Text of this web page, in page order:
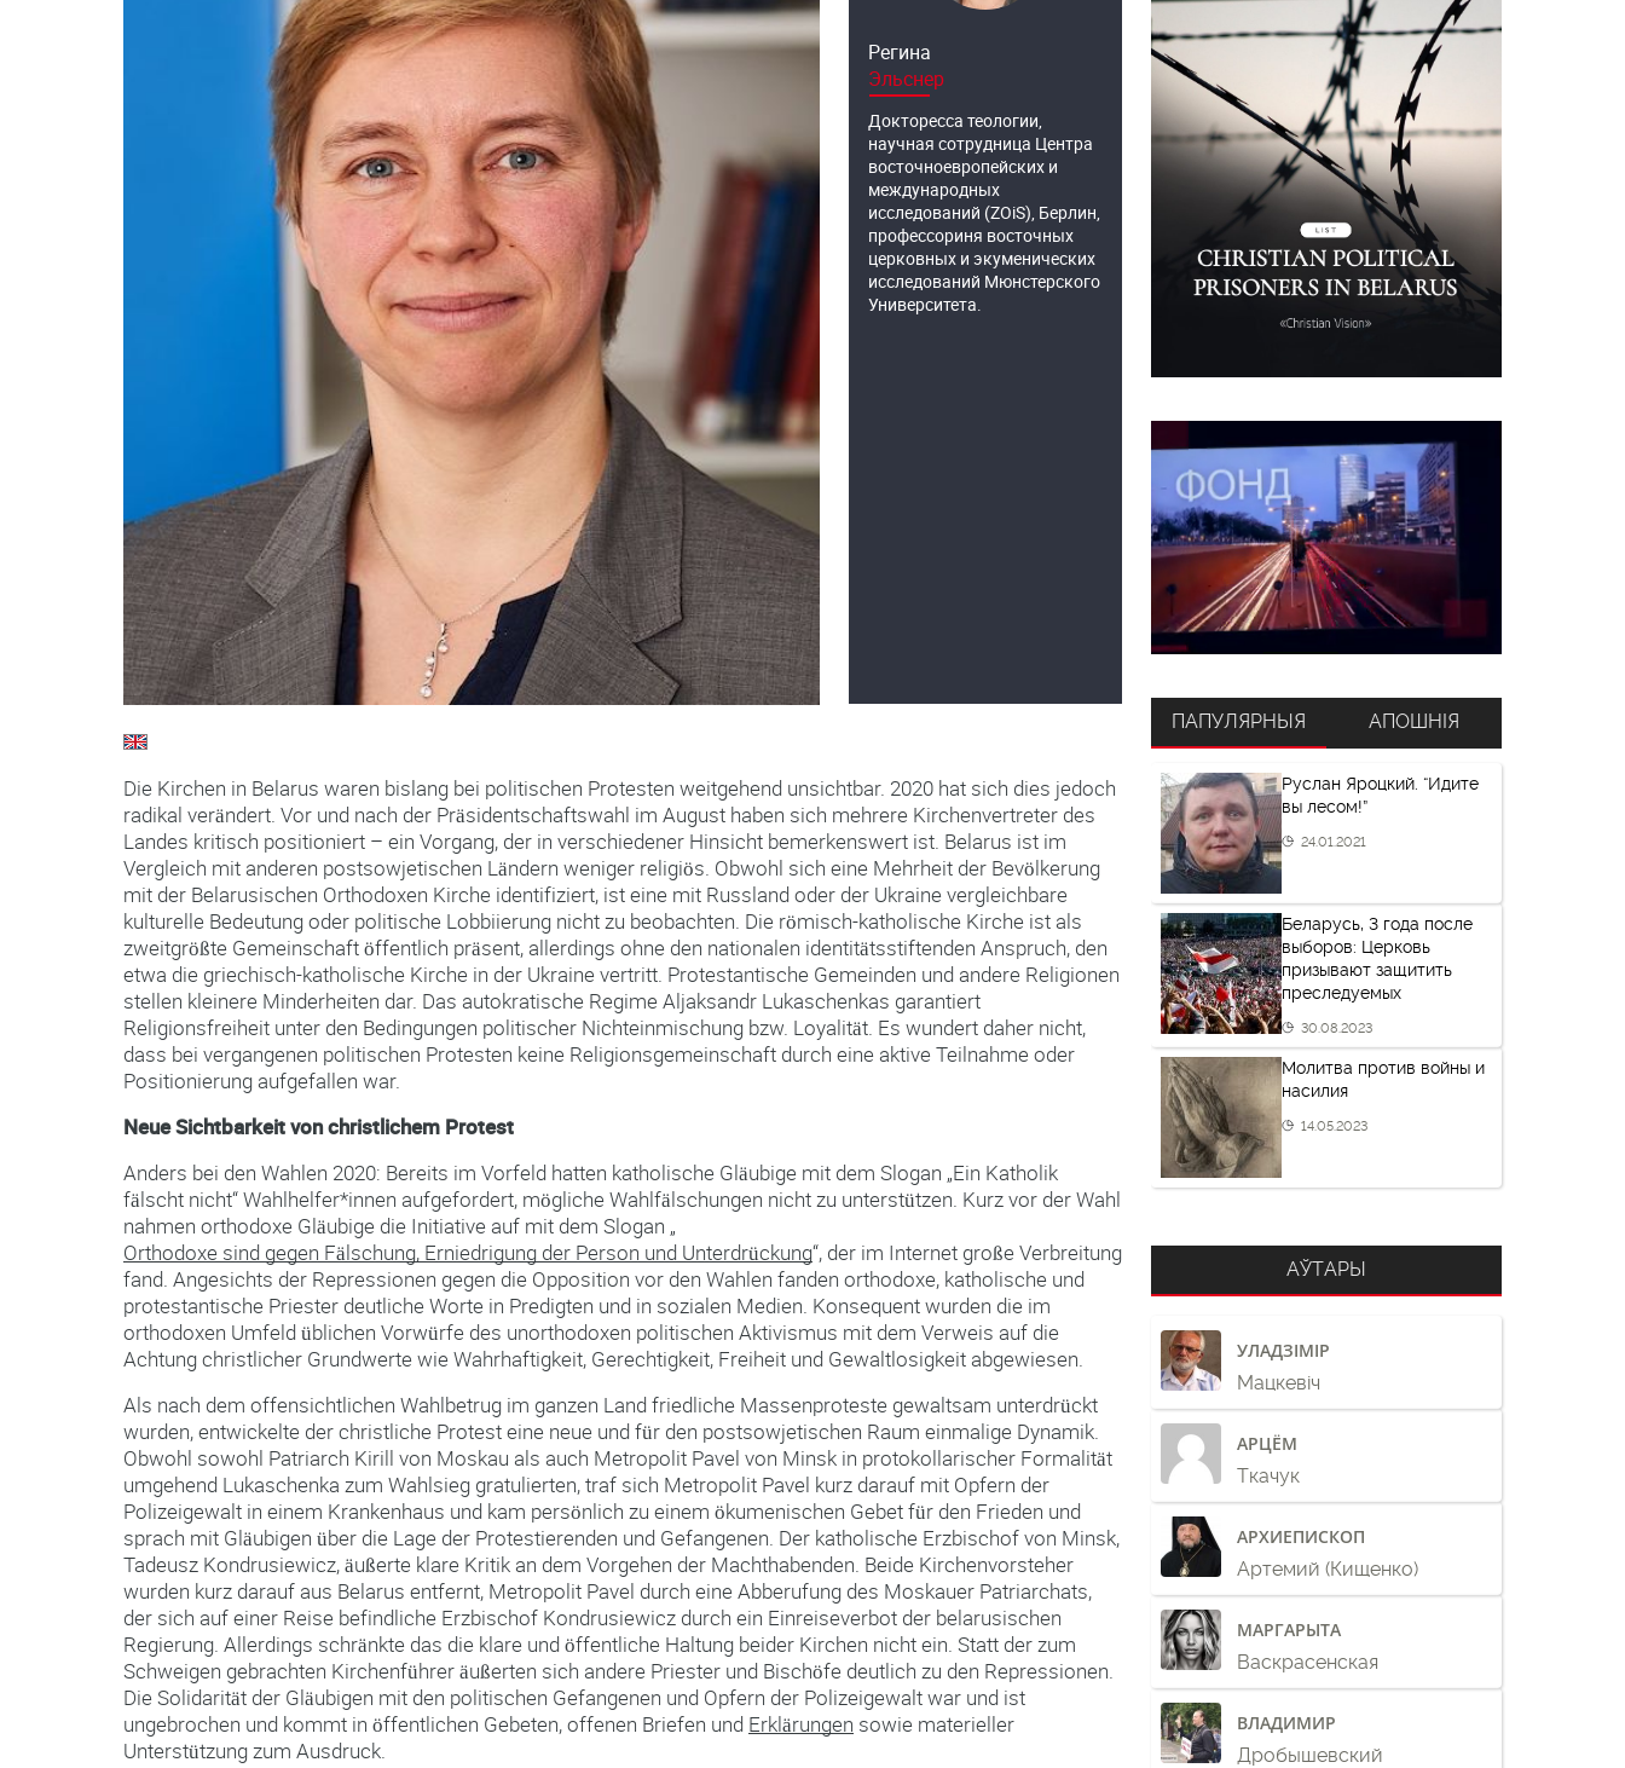
Регина
Эльснер
Докторесса теологии,
научная сотрудница Центра
восточноевропейских и
международных
исследований (ZOiS), Берлин,
профессориня восточных
церковных и экуменических
исследований Мюнстерского
Университета.
Die Kirchen in Belarus waren bislang bei politischen Protesten weitgehend unsichtbar. 2020 hat sich dies jedoch
radikal verändert. Vor und nach der Präsidentschaftswahl im August haben sich mehrere Kirchenvertreter des
Landes kritisch positioniert – ein Vorgang, der in verschiedener Hinsicht bemerkenswert ist. Belarus ist im
Vergleich mit anderen postsowjetischen Ländern weniger religiös. Obwohl sich eine Mehrheit der Bevölkerung
mit der Belarusischen Orthodoxen Kirche identifiziert, ist eine mit Russland oder der Ukraine vergleichbare
kulturelle Bedeutung oder politische Lobbiierung nicht zu beobachten. Die römisch-katholische Kirche ist als
zweitgrößte Gemeinschaft öffentlich präsent, allerdings ohne den nationalen identitätsstiftenden Anspruch, den
etwa die griechisch-katholische Kirche in der Ukraine vertritt. Protestantische Gemeinden und andere Religionen
stellen kleinere Minderheiten dar. Das autokratische Regime Aljaksandr Lukaschenkas garantiert
Religionsfreiheit unter den Bedingungen politischer Nichteinmischung bzw. Loyalität. Es wundert daher nicht,
dass bei vergangenen politischen Protesten keine Religionsgemeinschaft durch eine aktive Teilnahme oder
Positionierung aufgefallen war.
Neue Sichtbarkeit von christlichem Protest
Anders bei den Wahlen 2020: Bereits im Vorfeld hatten katholische Gläubige mit dem Slogan „Ein Katholik
fälscht nicht“ Wahlhelfer*innen aufgefordert, mögliche Wahlfälschungen nicht zu unterstützen. Kurz vor der Wahl
nahmen orthodoxe Gläubige die Initiative auf mit dem Slogan „
Orthodoxe sind gegen Fälschung, Erniedrigung der Person und Unterdrückung“, der im Internet große Verbreitung
fand. Angesichts der Repressionen gegen die Opposition vor den Wahlen fanden orthodoxe, katholische und
protestantische Priester deutliche Worte in Predigten und in sozialen Medien. Konsequent wurden die im
orthodoxen Umfeld üblichen Vorwürfe des unorthodoxen politischen Aktivismus mit dem Verweis auf die
Achtung christlicher Grundwerte wie Wahrhaftigkeit, Gerechtigkeit, Freiheit und Gewaltlosigkeit abgewiesen.
Als nach dem offensichtlichen Wahlbetrug im ganzen Land friedliche Massenproteste gewaltsam unterdrückt
wurden, entwickelte der christliche Protest eine neue und für den postsowjetischen Raum einmalige Dynamik.
Obwohl sowohl Patriarch Kirill von Moskau als auch Metropolit Pavel von Minsk in protokollarischer Formalität
umgehend Lukaschenka zum Wahlsieg gratulierten, traf sich Metropolit Pavel kurz darauf mit Opfern der
Polizeigewalt in einem Krankenhaus und kam persönlich zu einem ökumenischen Gebet für den Frieden und
sprach mit Gläubigen über die Lage der Protestierenden und Gefangenen. Der katholische Erzbischof von Minsk,
Tadeusz Kondrusiewicz, äußerte klare Kritik an dem Vorgehen der Machthabenden. Beide Kirchenvorsteher
wurden kurz darauf aus Belarus entfernt, Metropolit Pavel durch eine Abberufung des Moskauer Patriarchats,
der sich auf einer Reise befindliche Erzbischof Kondrusiewicz durch ein Einreiseverbot der belarusischen
Regierung. Allerdings schränkte das die klare und öffentliche Haltung beider Kirchen nicht ein. Statt der zum
Schweigen gebrachten Kirchenführer äußerten sich andere Priester und Bischöfe deutlich zu den Repressionen.
Die Solidarität der Gläubigen mit den politischen Gefangenen und Opfern der Polizeigewalt war und ist
ungebrochen und kommt in öffentlichen Gebeten, offenen Briefen und Erklärungen sowie materieller
Unterstützung zum Ausdruck.
ПАПУЛЯРНЫЯ
Руслан Яроцкий. “Идите
вы лесом!”
24.01.2021
Беларусь, 3 года после
выборов: Церковь
призывают защитить
преследуемых
30.08.2023
Молитва против войны и
насилия
14.05.2023
АПОШНІЯ
АЎТАРЫ
УЛАДЗІМІР
Мацкевіч
АРЦЁМ
Ткачук
АРХИЕПИСКОП
Артемий (Кищенко)
МАРГАРЫТА
Васкрасенская
ВЛАДИМИР
Дробышевский